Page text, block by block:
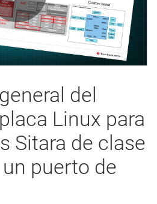
Play
Video
del
Linux para
Sitara de clase
puerto de